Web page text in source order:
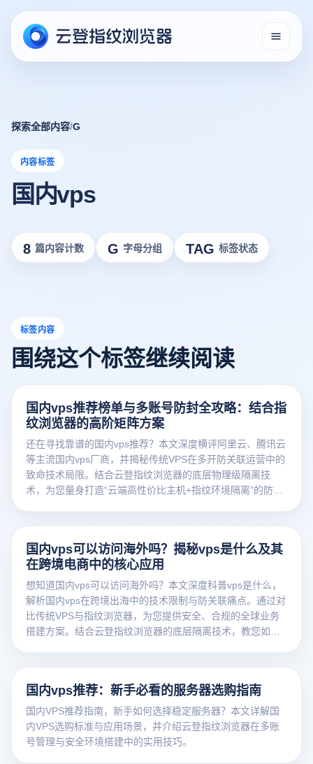
探索全部内容/G
内容标签
国内vps
8 篇内容计数 G 字母分组 TAG 标签状态
标签内容
围绕这个标签继续阅读
国内vps推荐榜单与多账号防封全攻略：结合指
纹浏览器的高阶矩阵方案
还在寻找靠谱的国内vps推荐？本文深度横评阿里云、腾讯云
等主流国内vps厂商，并揭秘传统VPS在多开防关联运营中的
致命技术局限。结合云登指纹浏览器的底层物理级隔离技
术，为您量身打造“云端高性价比主机+指纹环境隔离”的防封
国内vps可以访问海外吗？揭秘vps是什么及其
在跨境电商中的核心应用
想知道国内vps可以访问海外吗？本文深度科普vps是什么，
解析国内vps在跨境出海中的技术限制与防关联痛点。通过对
比传统VPS与指纹浏览器，为您提供安全、合规的全球业务
搭建方案。结合云登指纹浏览器的底层隔离技术，教您如何
国内vps推荐：新手必看的服务器选购指南
国内VPS推荐指南，新手如何选择稳定服务器？本文详解国
内VPS选购标准与应用场景，并介绍云登指纹浏览器在多账
号管理与安全环境搭建中的实用技巧。